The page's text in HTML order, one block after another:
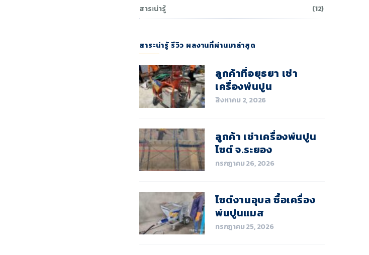
สาระน่ารู้
(12)
สาระน่ารู้ รีวิว ผลงานที่ผ่านมาล่าสุด
สิงหาคม 2, 2026
ลูกค้าที่อยุธยา เช่า
เครื่องพ่นปูน
กรกฎาคม 26, 2026
ลูกค้า เช่าเครื่องพ่นปูน
ไซต์ จ.ระยอง
กรกฎาคม 25, 2026
ไซต์งานอุบล ซื้อเครื่อง
พ่นปูนแมส